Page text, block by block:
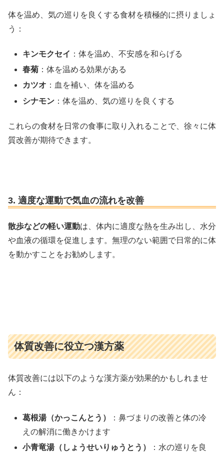
体を温め、気の巡りを良くする食材を積極的に摂りましょ
う：
キンモクセイ ：体を温め、不安感を和らげる
春菊 ：体を温める効果がある
カツオ ：血を補い、体を温める
シナモン ：体を温め、気の巡りを良くする
これらの食材を日常の食事に取り入れることで、徐々に体
質改善が期待できます。
3. 適度な運動で気血の流れを改善
散歩などの軽い運動は、体内に適度な熱を生み出し、水分
や血液の循環を促進します。無理のない範囲で日常的に体
を動かすことをお勧めします。
体質改善に役立つ漢方薬
体質改善には以下のような漢方薬が効果的かもしれませ
ん：
葛根湯（かっこんとう）
：鼻づまりの改善と体の冷
えの解消に働きかけます
小青竜湯（しょうせいりゅうとう）
：水の巡りを良